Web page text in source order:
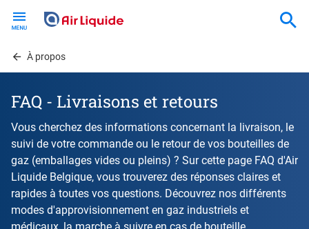
contentÀ propos
FAQ - Livraisons et retours
Vous cherchez des informations concernant la livraison, le
suivi de votre commande ou le retour de vos bouteilles de
gaz (emballages vides ou pleins) ? Sur cette page FAQ d'Air
Liquide Belgique, vous trouverez des réponses claires et
rapides à toutes vos questions. Découvrez nos différents
modes d'approvisionnement en gaz industriels et